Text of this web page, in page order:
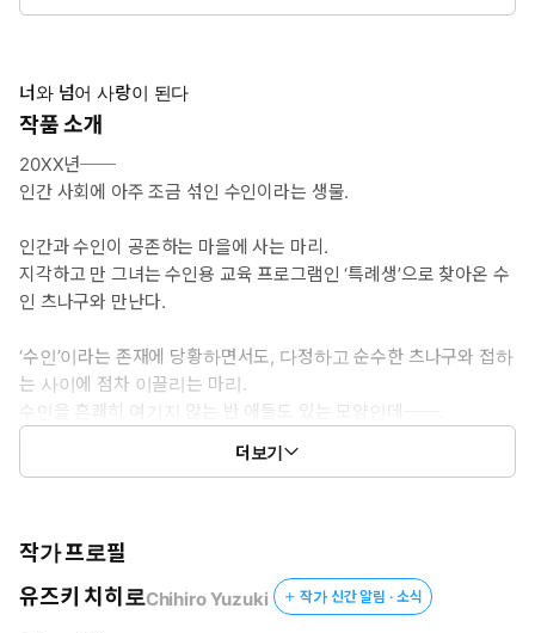
너와 넘어 사랑이 된다
작품 소개
20XX년──
인간 사회에 아주 조금 섞인 수인이라는 생물.
인간과 수인이 공존하는 마을에 사는 마리.
지각하고 만 그녀는 수인용 교육 프로그램인 ‘특례생’으로 찾아온 수
인 츠나구와 만난다.
‘수인’이라는 존재에 당황하면서도, 다정하고 순수한 츠나구와 접하
는 사이에 점차 이끌리는 마리.
수인을 흔쾌히 여기지 않는 반 애들도 있는 모양인데──.
그러자 갑자기 츠나구에게 끌어안기는데──.
마리의 ‘달콤한 냄새’에 거스를 수 없는 츠나구.
서로 끌리는 두 사람의 균형은 늘 위태롭고 두근거린다──.
더보기
작가 프로필
유즈키 치히로Chihiro Yuzuki 작가 신간 알림 · 소식